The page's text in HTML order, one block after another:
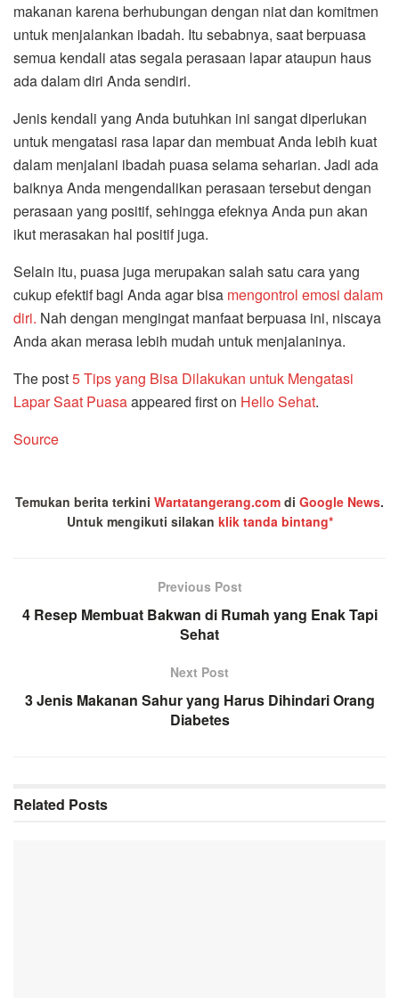
makanan karena berhubungan dengan niat dan komitmen
untuk menjalankan ibadah. Itu sebabnya, saat berpuasa
semua kendali atas segala perasaan lapar ataupun haus
ada dalam diri Anda sendiri.
Jenis kendali yang Anda butuhkan ini sangat diperlukan
untuk mengatasi rasa lapar dan membuat Anda lebih kuat
dalam menjalani ibadah puasa selama seharian. Jadi ada
baiknya Anda mengendalikan perasaan tersebut dengan
perasaan yang positif, sehingga efeknya Anda pun akan
ikut merasakan hal positif juga.
Selain itu, puasa juga merupakan salah satu cara yang
cukup efektif bagi Anda agar bisa mengontrol emosi dalam
diri. Nah dengan mengingat manfaat berpuasa ini, niscaya
Anda akan merasa lebih mudah untuk menjalaninya.
The post5 Tips yang Bisa Dilakukan untuk Mengatasi
Lapar Saat Puasaappeared first on Hello Sehat.
Source
Temukan berita terkini Wartatangerang.com di Google News.
Untuk mengikuti silakan klik tanda bintang*
Previous Post
4 Resep Membuat Bakwan di Rumah yang Enak Tapi
Sehat
Next Post
3 Jenis Makanan Sahur yang Harus Dihindari Orang
Diabetes
Related Posts